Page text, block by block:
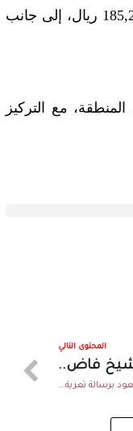
شملت هذه المشاريع كفالات الأيتام وأسرهم بتكلفة 617,758 ريالًا، وكفالة الأرامل بمبلغ 185,200 ريال، إلى جانب
مع التركيز
المحتوى التالي
فاض..
برسالة تعزية...